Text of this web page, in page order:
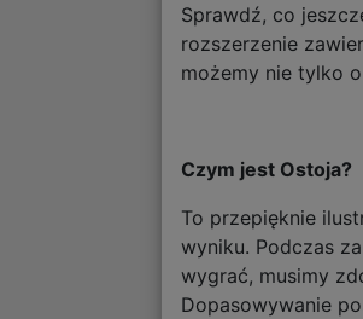
Sprawdź, co
rozszerzenie
możemy nie tylko
Czym jest Ostoja?
To przepięknie
wyniku. Podczas
wygrać, musimy
Dopasowywanie